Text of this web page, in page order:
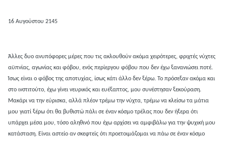
16 Αυγούστου 2145
Άλλες δυο ανυπόφορες μέρες που τις ακλουθούν ακόμα χειρότερες, φριχτές νύχτες
αϋπνίας, αγωνίας και φόβου, ενός περίεργου φόβου που δεν έχω ξανανιώσει ποτέ.
Ίσως είναι ο φόβος της αποτυχίας, ίσως κάτι άλλο δεν ξέρω. Το πρόσεξαν ακόμα και
στο ινστιτούτο, έχω γίνει νευρικός και ευέξαπτος, μου συνέστησαν ξεκούραση.
Μακάρι να την εύρισκα, αλλά πλέον τρέμω την νύχτα, τρέμω να κλείσω τα μάτια
μου γιατί ξέρω ότι θα βυθιστώ πάλι σε έναν κόσμο τρέλας που δεν ήξερα ότι
υπάρχει μέσα μου, τόσο αληθινό που έχω αρχίσει να αμφιβάλω για την ψυχική μου
κατάσταση. Είναι αστείο αν σκεφτείς ότι προετοιμάζομαι να πάω σε έναν κόσμο